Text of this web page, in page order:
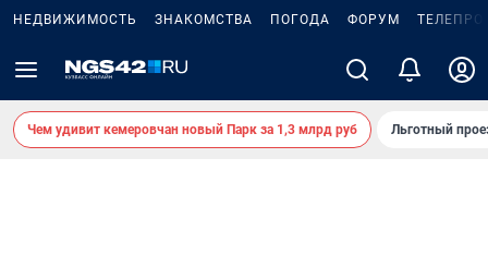
НЕДВИЖИМОСТЬ ЗНАКОМСТВА ПОГОДА ФОРУМ
Чем удивит кемеровчан новый Парк за 1,3 млрд руб Льготный